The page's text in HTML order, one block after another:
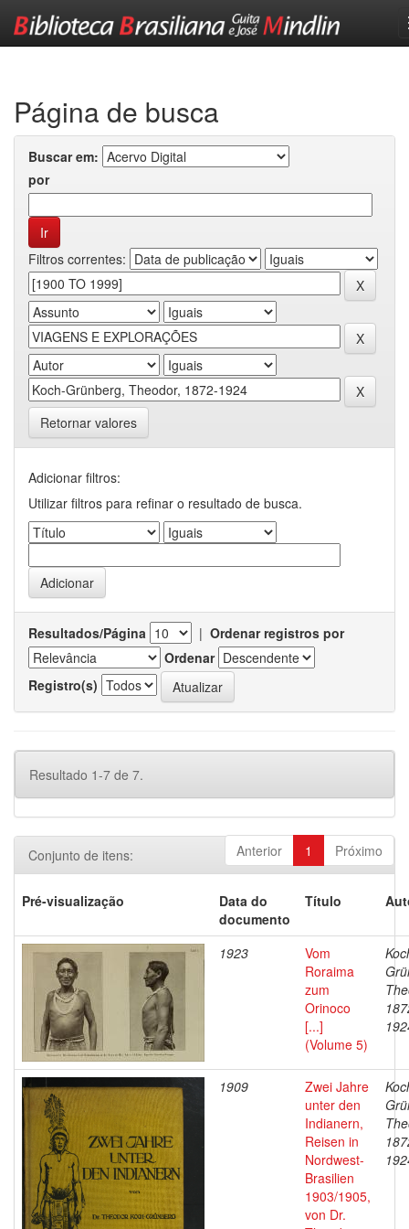
Página de busca
Buscar em:
por
Filtros correntes:
Retornar valores
Adicionar filtros:
Utilizar filtros para refinar o resultado de busca.
Resultados/Página | Ordenar registros por
Ordenar
Registro(s)
Resultado 1-7 de 7.
Anterior 1 Próximo
Conjunto de itens:
Pré-visualização
Data do
documento
Título
1923
Vom
Roraima
zum
Orinoco
[...]
(Volume 5)
1909
Zwei Jahre
unter den
Indianern,
Reisen in
Nordwest-
Brasilien
1903/1905,
von Dr.